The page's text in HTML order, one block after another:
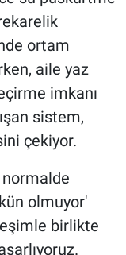
ortam
aile yaz
imkanı
sistem,
çekiyor.
normalde
olmuyor'
birlikte